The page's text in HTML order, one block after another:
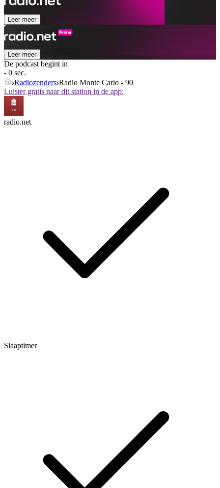
Leer meer
Leer meer
De podcast begint in
- 0 sec.
Radiozenders Radio Monte Carlo - 90
Luister gratis naar dit station in de app:
radio.net
Slaaptimer